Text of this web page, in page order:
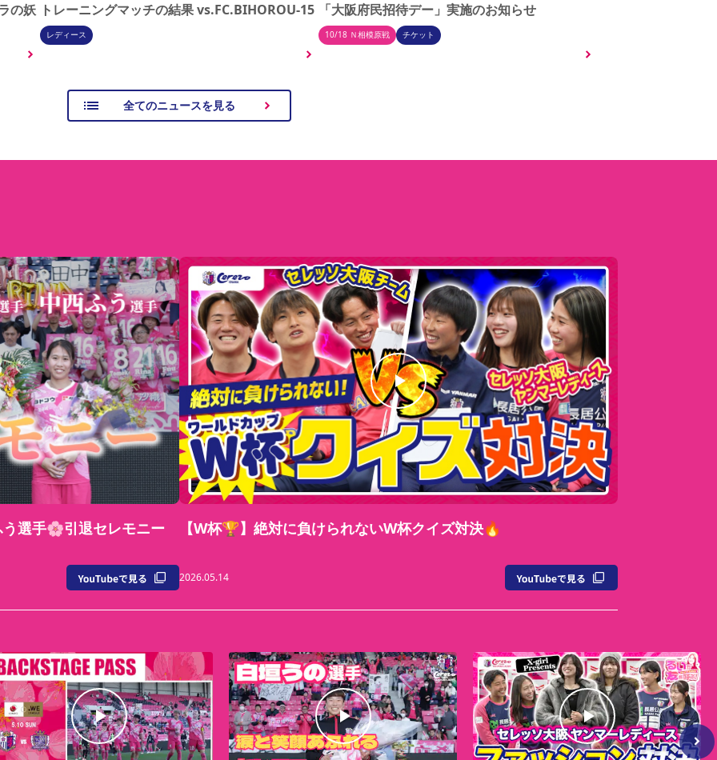
の妖 トレーニングマッチの結果 vs.FC.BIHOROU-15
レディース
「大阪府民招待デー」実施のお知らせ
10/18 Ｎ相模原戦 チケット
全てのニュースを見る
選手🌸引退セレモニー 【W杯🏆】絶対に負けられないW杯クイズ対決🔥
2026.05.14